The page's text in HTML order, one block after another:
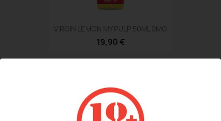
VIRGIN LEMON MY PULP 50ML 0MG
19,90 €